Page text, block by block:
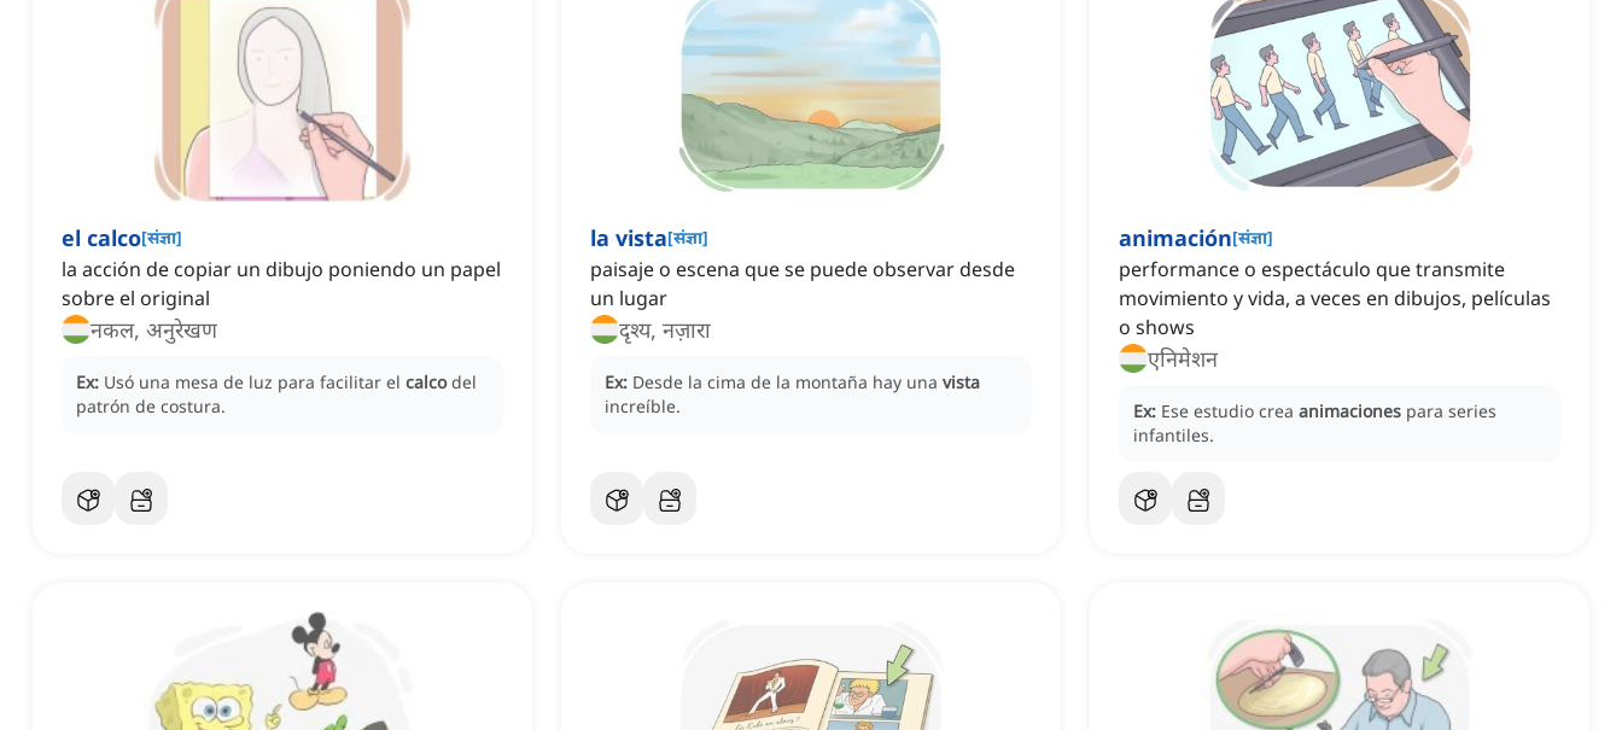
el calco[संज्ञा]
la acción de copiar un dibujo poniendo un papel
sobre el original
नकल, अनुरेखण
Ex: Usó una mesa de luz para facilitar el calco del
patrón de costura.
la vista[संज्ञा]
paisaje o escena que se puede observar desde
un lugar
दृश्य, नज़ारा
Ex: Desde la cima de la montaña hay una vista
increíble.
animación[संज्ञा]
performance o espectáculo que transmite
movimiento y vida, a veces en dibujos, películas
o shows
एनिमेशन
Ex: Ese estudio crea animaciones para series
infantiles.